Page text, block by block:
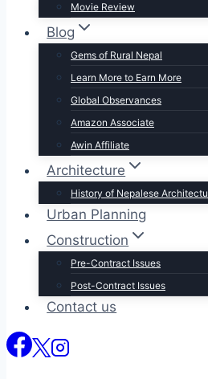
Movie Review
Blog
Gems of Rural Nepal
Learn More to Earn More
Global Observances
Amazon Associate
Awin Affiliate
Architecture
History of Nepalese
Urban Planning
Construction
Pre-Contract Issues
Post-Contract Issues
Contact us